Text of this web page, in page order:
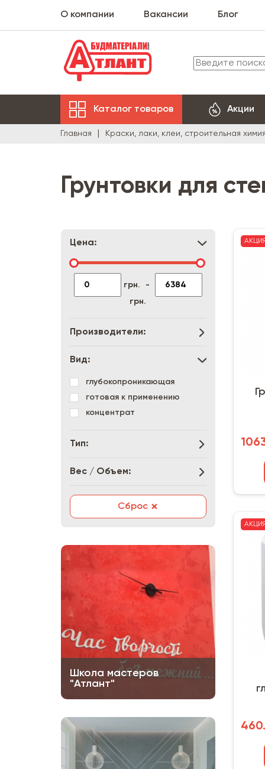
О компании Вакансии Блог
Каталог товаров Акции
Главная Краски, лаки, клеи, строительная
Грунтовки для
Цена:
грн. -
грн.
Производители:
Вид:
глубокопроникающая
готовая к применению
концентрат
Тип:
Вес / Объем:
Сброс ×
Школа мастеров
"Атлант"